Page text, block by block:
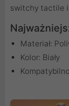
switchy tactile
Materiał:
Kolor: Biały